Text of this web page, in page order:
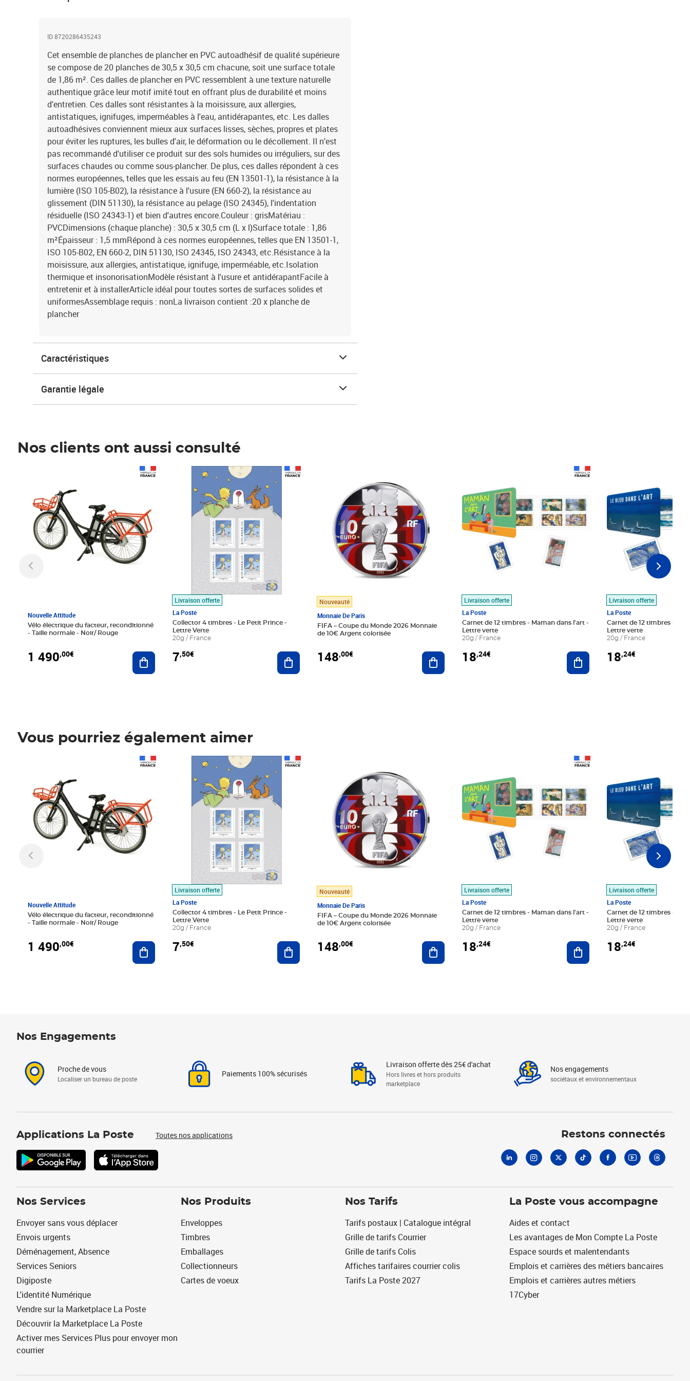
ID 8720286435243
Cet ensemble de planches de plancher en PVC autoadhésif de qualité supérieure
se compose de 20 planches de 30,5 x 30,5 cm chacune, soit une surface totale
de 1,86 m². Ces dalles de plancher en PVC ressemblent à une texture naturelle
authentique grâce leur motif imité tout en offrant plus de durabilité et moins
d'entretien. Ces dalles sont résistantes à la moisissure, aux allergies,
antistatiques, ignifuges, imperméables à l'eau, antidérapantes, etc. Les dalles
autoadhésives conviennent mieux aux surfaces lisses, sèches, propres et plates
pour éviter les ruptures, les bulles d'air, le déformation ou le décollement. Il n'est
pas recommandé d'utiliser ce produit sur des sols humides ou irréguliers, sur des
surfaces chaudes ou comme sous-plancher. De plus, ces dalles répondent à ces
normes européennes, telles que les essais au feu (EN 13501-1), la résistance à la
lumière (ISO 105-B02), la résistance à l'usure (EN 660-2), la résistance au
glissement (DIN 51130), la résistance au pelage (ISO 24345), l'indentation
résiduelle (ISO 24343-1) et bien d'autres encore.Couleur : grisMatériau :
PVCDimensions (chaque planche) : 30,5 x 30,5 cm (L x l)Surface totale : 1,86
m²Épaisseur : 1,5 mmRépond à ces normes européennes, telles que EN 13501-1,
ISO 105-B02, EN 660-2, DIN 51130, ISO 24345, ISO 24343, etc.Résistance à la
moisissure, aux allergies, antistatique, ignifuge, imperméable, etc.Isolation
thermique et insonorisationModèle résistant à l'usure et antidérapantFacile à
entretenir et à installerArticle idéal pour toutes sortes de surfaces solides et
uniformesAssemblage requis : nonLa livraison contient :20 x planche de
plancher
Caractéristiques
Garantie légale
Nos clients ont aussi consulté
Nouvelle Attitude
Vélo électrique du facteur, reconditionné
- Taille normale - Noir/ Rouge
1 490,00€ Ajouter au panier
Livraison offerte
La Poste
Collector 4 timbres - Le Petit Prince -
Lettre Verte
20g / France
7,50€
Prix 7,50€
Ajouter au panier
Nouveauté
Monnaie De Paris
FIFA – Coupe du Monde 2026 Monnaie
de 10€ Argent colorisée
148,00€ Ajouter au panier
Livraison offerte
La Poste
Carnet de 12 timbres - Maman dans l'art -
Lettre verte
20g / France
18,24€ Ajouter au panier
Livraison offerte
La Poste
Carnet de 12 timbres - Le
Lettre verte
20g / France
18,24€
Vous pourriez également aimer
Nouvelle Attitude
Vélo électrique du facteur, reconditionné
- Taille normale - Noir/ Rouge
1 490,00€ Ajouter au panier
Livraison offerte
La Poste
Collector 4 timbres - Le Petit Prince -
Lettre Verte
20g / France
7,50€
Prix 7,50€
Ajouter au panier
Nouveauté
Monnaie De Paris
FIFA – Coupe du Monde 2026 Monnaie
de 10€ Argent colorisée
148,00€ Ajouter au panier
Livraison offerte
La Poste
Carnet de 12 timbres - Maman dans l'art -
Lettre verte
20g / France
18,24€ Ajouter au panier
Livraison offerte
La Poste
Carnet de 12 timbres - Le
Lettre verte
20g / France
18,24€
Nos Engagements
Proche de vous
Localiser un bureau de poste
Paiements 100% sécurisés
Livraison offerte dès 25€ d'achat
Hors livres et hors produits
marketplace
Nos engagements
sociétaux et environnementaux
Applications La Poste Toutes nos applications Restons connectés
Nos Services
Envoyer sans vous déplacer
Envois urgents
Déménagement, Absence
Services Seniors
Digiposte
L'identité Numérique
Vendre sur la Marketplace La Poste
Découvrir la Marketplace La Poste
Activer mes Services Plus pour envoyer mon
courrier
Nos Produits
Enveloppes
Timbres
Emballages
Collectionneurs
Cartes de voeux
Nos Tarifs
Tarifs postaux | Catalogue intégral
Grille de tarifs Courrier
Grille de tarifs Colis
Affiches tarifaires courrier colis
Tarifs La Poste 2027
La Poste vous accompagne
Aides et contact
Les avantages de Mon Compte La Poste
Espace sourds et malentendants
Emplois et carrières des métiers bancaires
Emplois et carrières autres métiers
17Cyber